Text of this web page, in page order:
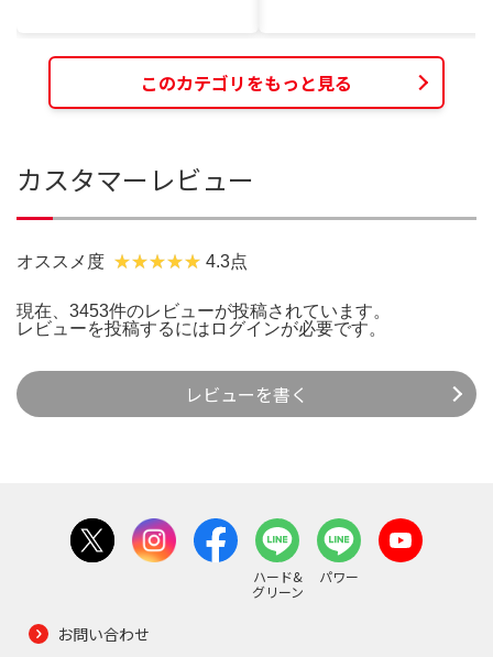
このカテゴリをもっと見る
カスタマーレビュー
オススメ度 4.3点
現在、3453件のレビューが投稿されています。
レビューを投稿するには ログインが必要です。
レビューを書く
ハード&
グリーン
パワー
お問い合わせ